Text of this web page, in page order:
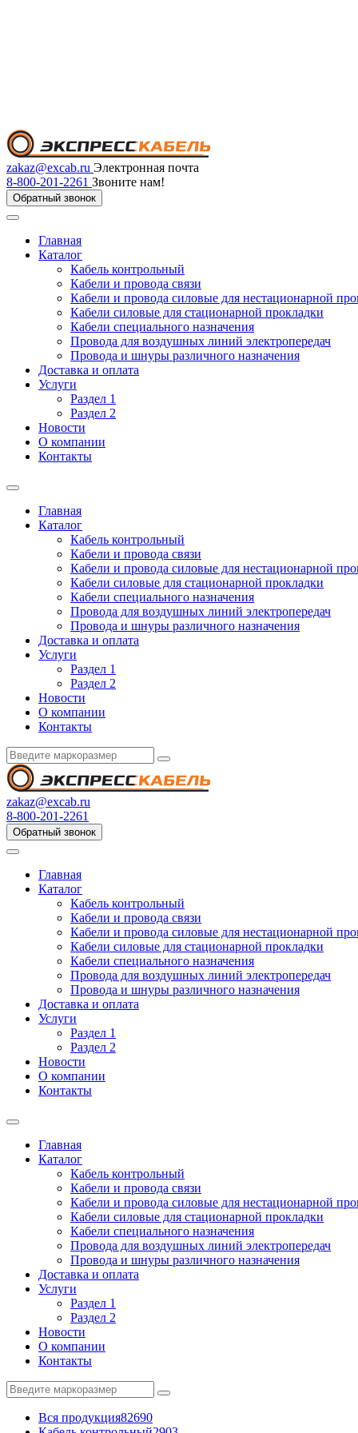
zakaz@excab.ru Электронная почта
8-800-201-2261 Звоните нам!
Обратный звонок
Главная
Каталог
Кабель контрольный
Кабели и провода связи
Кабели и провода силовые для нестационарной
Кабели силовые для стационарной прокладки
Кабели специального назначения
Провода для воздушных линий электропередач
Провода и шнуры различного назначения
Доставка и оплата
Услуги
Раздел 1
Раздел 2
Новости
О компании
Контакты
Главная
Каталог
Кабель контрольный
Кабели и провода связи
Кабели и провода силовые для нестационарной
Кабели силовые для стационарной прокладки
Кабели специального назначения
Провода для воздушных линий электропередач
Провода и шнуры различного назначения
Доставка и оплата
Услуги
Раздел 1
Раздел 2
Новости
О компании
Контакты
zakaz@excab.ru
8-800-201-2261
Обратный звонок
Главная
Каталог
Кабель контрольный
Кабели и провода связи
Кабели и провода силовые для нестационарной
Кабели силовые для стационарной прокладки
Кабели специального назначения
Провода для воздушных линий электропередач
Провода и шнуры различного назначения
Доставка и оплата
Услуги
Раздел 1
Раздел 2
Новости
О компании
Контакты
Главная
Каталог
Кабель контрольный
Кабели и провода связи
Кабели и провода силовые для нестационарной
Кабели силовые для стационарной прокладки
Кабели специального назначения
Провода для воздушных линий электропередач
Провода и шнуры различного назначения
Доставка и оплата
Услуги
Раздел 1
Раздел 2
Новости
О компании
Контакты
Вся продукция82690